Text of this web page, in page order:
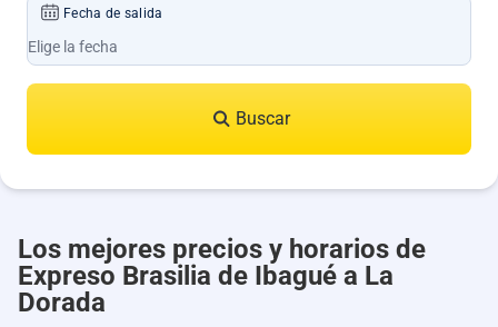
Fecha de salida
Buscar
Los mejores precios y horarios de
Expreso Brasilia de Ibagué a La
Dorada